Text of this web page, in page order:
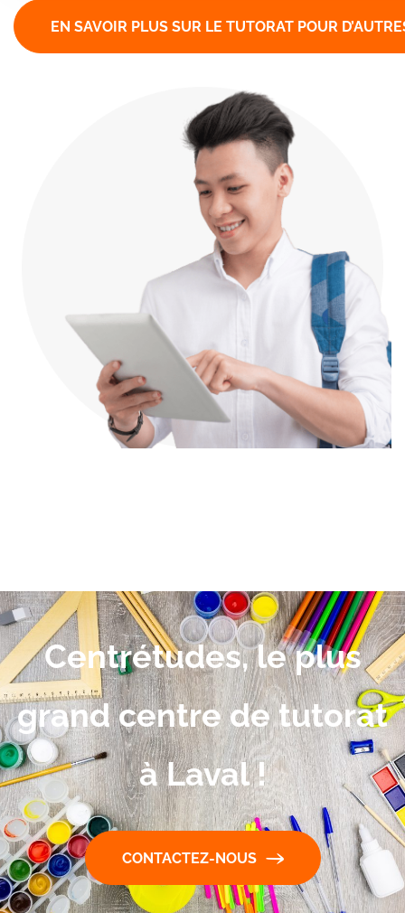
EN SAVOIR PLUS SUR LE TUTORAT POUR
Centrétudes, le plus
grand centre de tutorat
à Laval !
CONTACTEZ-NOUS